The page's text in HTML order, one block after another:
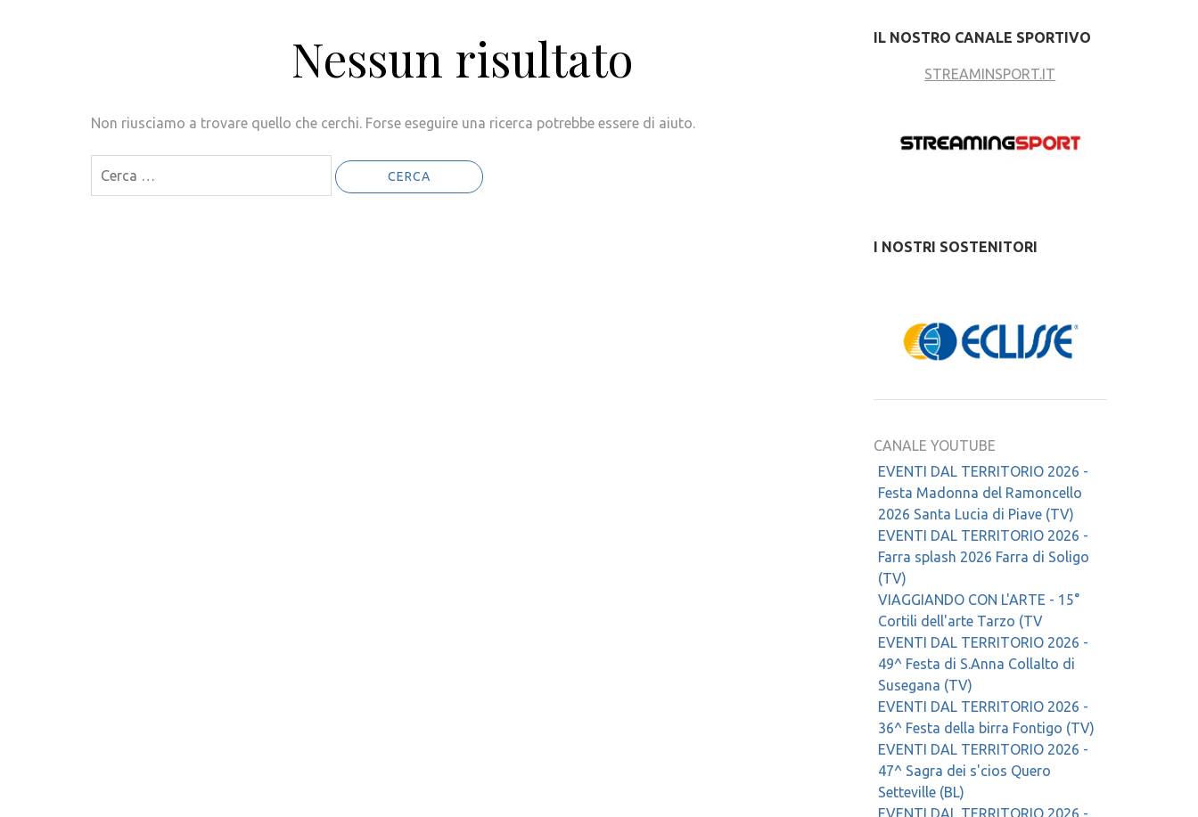
Nessun risultato
Non riusciamo a trovare quello che cerchi. Forse eseguire una ricerca potrebbe essere di aiuto.
per:
IL NOSTRO CANALE SPORTIVO
STREAMINSPORT.IT
I NOSTRI SOSTENITORI
CANALE YOUTUBE
EVENTI DAL TERRITORIO 2026 -
Festa Madonna del Ramoncello
2026 Santa Lucia di Piave (TV)
EVENTI DAL TERRITORIO 2026 -
Farra splash 2026 Farra di Soligo
(TV)
VIAGGIANDO CON L'ARTE - 15°
Cortili dell'arte Tarzo (TV
EVENTI DAL TERRITORIO 2026 -
49^ Festa di S.Anna Collalto di
Susegana (TV)
EVENTI DAL TERRITORIO 2026 -
36^ Festa della birra Fontigo (TV)
EVENTI DAL TERRITORIO 2026 -
47^ Sagra dei s'cios Quero
Setteville (BL)